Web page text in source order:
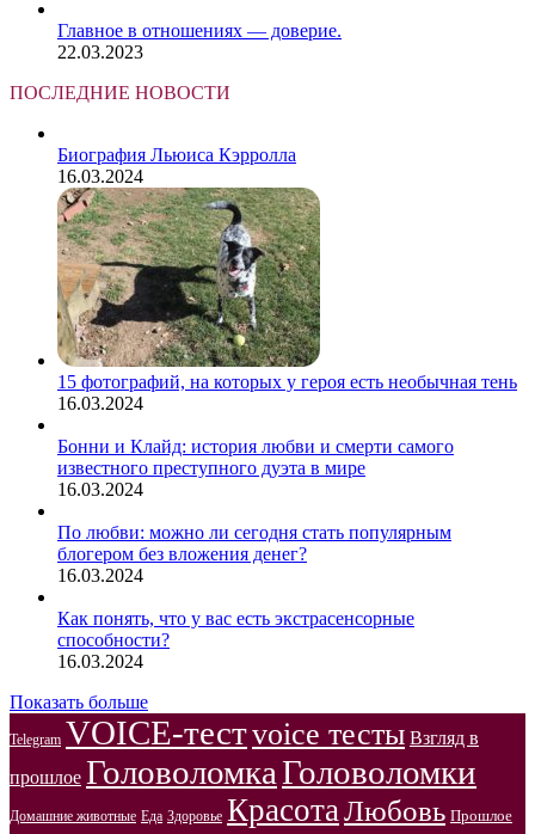
Главное в отношениях — доверие.
22.03.2023
ПОСЛЕДНИЕ НОВОСТИ
Биография Льюиса Кэрролла
16.03.2024
15 фотографий, на которых у героя есть необычная тень
16.03.2024
Бонни и Клайд: история любви и смерти самого
известного преступного дуэта в мире
16.03.2024
По любви: можно ли сегодня стать популярным
блогером без вложения денег?
16.03.2024
Как понять, что у вас есть экстрасенсорные
способности?
16.03.2024
Показать больше
Telegram VOICE-тестvoice тесты Взгляд в
прошлое ГоловоломкаГоловоломки
Домашние животные Еда Здоровье КрасотаЛюбовь Прошлое